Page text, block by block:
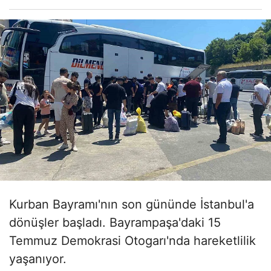
Kurban Bayramı'nın son gününde İstanbul'a
dönüşler başladı. Bayrampaşa'daki 15
Temmuz Demokrasi Otogarı'nda hareketlilik
yaşanıyor.